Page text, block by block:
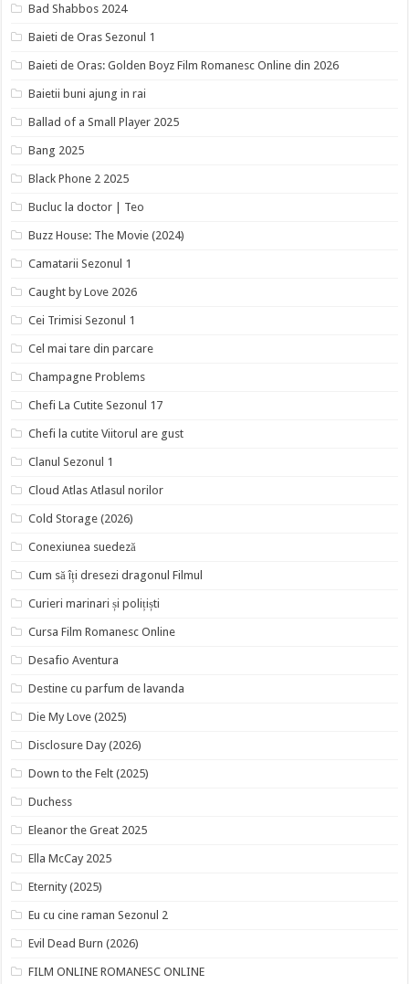
Bad Shabbos 2024
Baieti de Oras Sezonul 1
Baieti de Oras: Golden Boyz Film Romanesc Online din 2026
Baietii buni ajung in rai
Ballad of a Small Player 2025
Bang 2025
Black Phone 2 2025
Bucluc la doctor | Teo
Buzz House: The Movie (2024)
Camatarii Sezonul 1
Caught by Love 2026
Cei Trimisi Sezonul 1
Cel mai tare din parcare
Champagne Problems
Chefi La Cutite Sezonul 17
Chefi la cutite Viitorul are gust
Clanul Sezonul 1
Cloud Atlas Atlasul norilor
Cold Storage (2026)
Conexiunea suedeză
Cum să îți dresezi dragonul Filmul
Curieri marinari și polițiști
Cursa Film Romanesc Online
Desafio Aventura
Destine cu parfum de lavanda
Die My Love (2025)
Disclosure Day (2026)
Down to the Felt (2025)
Duchess
Eleanor the Great 2025
Ella McCay 2025
Eternity (2025)
Eu cu cine raman Sezonul 2
Evil Dead Burn (2026)
FILM ONLINE ROMANESC ONLINE